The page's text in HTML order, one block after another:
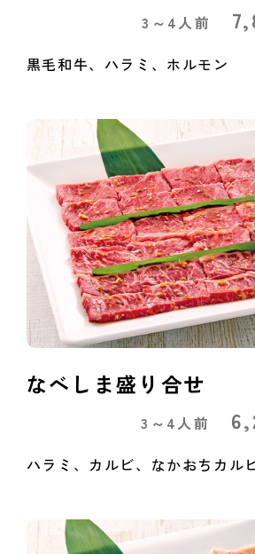
3～4人前
黒毛和牛、ハラミ、ホルモン
なべしま盛り合せ
3～4人前
ハラミ、カルビ、なかおちカル